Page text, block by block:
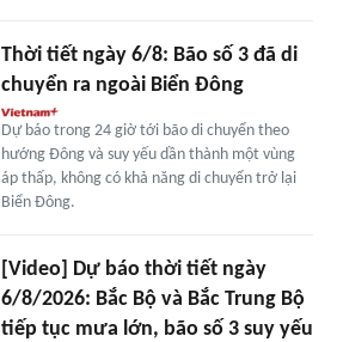
Thời tiết ngày 6/8: Bão số 3 đã di
chuyển ra ngoài Biển Đông
Dự báo trong 24 giờ tới bão di chuyển theo
hướng Đông và suy yếu dần thành một vùng
áp thấp, không có khả năng di chuyển trở lại
Biển Đông.
[Video] Dự báo thời tiết ngày
6/8/2026: Bắc Bộ và Bắc Trung Bộ
tiếp tục mưa lớn, bão số 3 suy yếu